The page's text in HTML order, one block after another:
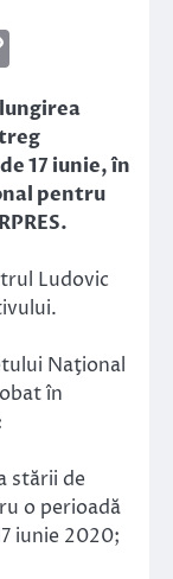
Link
17 iunie, în
pentru
Ludovic
Naţional
în
stării de
o perioadă
iunie 2020;